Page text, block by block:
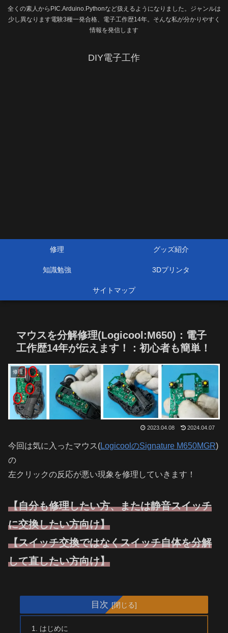
全くの素人からPIC.Arduino.Pythonなど扱えるようになりました。ジャンルは
少し異なります電験3種一発合格、電子工作歴14年。そんな私が分かりやすく
情報を発信します
DIY電子工作
修理 グッズ紹介
知識勉強 3Dプリンタ
サイトマップ
マウスを分解修理(Logicool:M650)：電子
工作歴14年が伝えます！：初心者も簡単！
修理
2023.04.08 2024.04.07
今回は気に入ったマウス(LogicoolのSignature M650MGR)
の
左クリックの反応が悪い現象を修理していきます！
【自分も修理したい方、または静音スイッチ
に交換したい方向け】
【スイッチ交換ではなくスイッチ自体を分解
して直したい方向け】
目次
はじめに